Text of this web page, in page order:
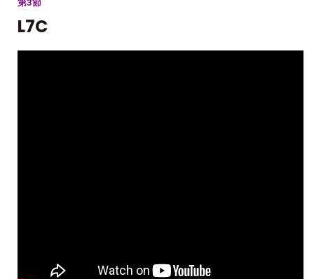
第3節
L7C